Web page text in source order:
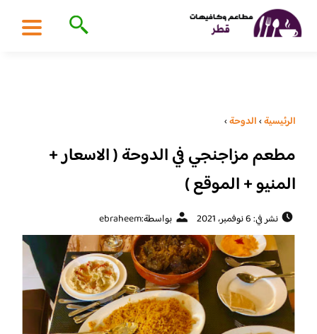
الرئيسية›الدوحة›
مطعم مزاجنجي في الدوحة ( الاسعار +
المنيو + الموقع )
نشر في: 6 نوفمبر، 2021 بواسطة:ebraheem